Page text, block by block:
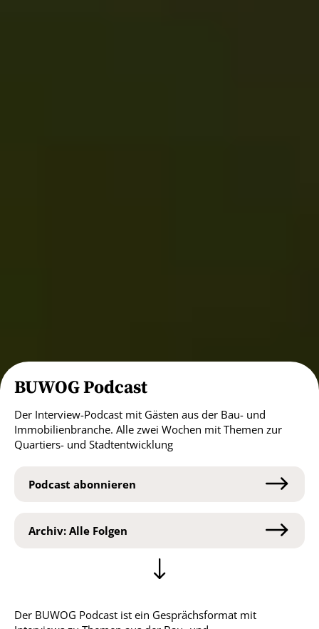
BUWOG Podcast
Der Interview-Podcast mit Gästen aus der Bau- und
Immobilienbranche. Alle zwei Wochen mit Themen zur
Quartiers- und Stadtentwicklung
Podcast abonnieren
Archiv: Alle Folgen
Der BUWOG Podcast ist ein Gesprächsformat mit